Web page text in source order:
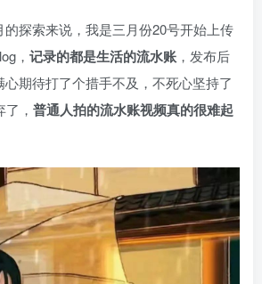
的探索来说，我是三月份20号开始上传
， 记录的都是生活的流水账 ，发布后
期待打了个措手不及，不死心坚持了
， 普通人拍的流水账视频真的很难起